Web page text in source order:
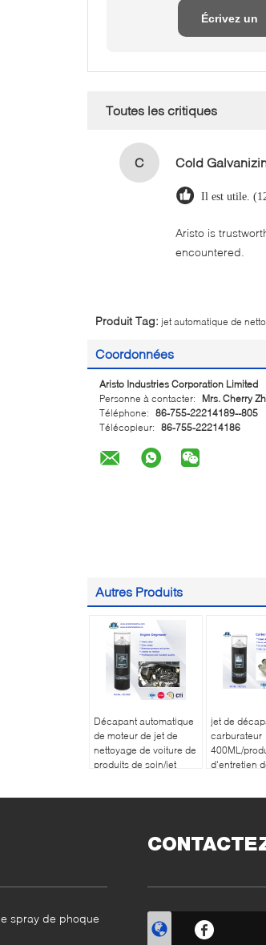
Écrivez un
Toutes les critiques
C
Il est utile.
Aristo is
encountered.
Produit Tag: jet automatique de
Coordonnées
Aristo Industries Corporation Limited
Personne à contacter:
Mrs. Cherry
Téléphone: 86-755-22214189--805
Télécopieur: 86-755-22214186
Autres Produits
Décapant automatique
de moteur de jet de
nettoyage de voiture de
produits de soin/jet
jet de
carburateur
400ML/
d'entretien
spray de phoque